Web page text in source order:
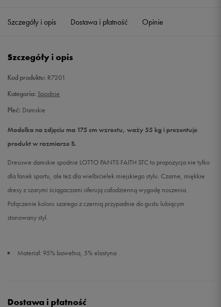
S Powiadom o dostępności
Szczegóły i opis Dostawa i płatność Opinie
Szczegóły i opis
Kod produktu: R7201
Kategoria: Spodnie
Płeć: Damskie
Modelka na zdjęciu ma 175 cm wzrostu, waży 55 kg i prezentuje
produkt w rozmiarze S.
Dresowe damskie spodnie LOTTO PANTS FAITH STC to propozycja nie tylko
dla fanek sportu, ale też dla wielbicielek miejskiego stylu. Czarne, miękkie
dresy z szarymi ściągaczami oferują całodzienną wygodę noszenia.
Połączenie koloru szarego z czernią przypadnie do gustu lubiącym
stonowany styl.
Materiał: 95% bawełna, 5% elastyna
Dostawa i płatność